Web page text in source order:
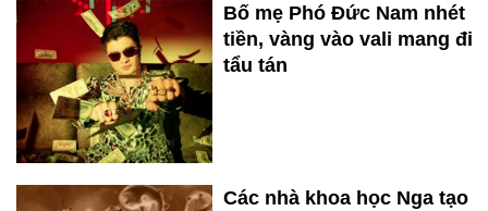
Bố mẹ Phó Đức Nam nhét
tiền, vàng vào vali mang đi
tẩu tán
Các nhà khoa học Nga tạo